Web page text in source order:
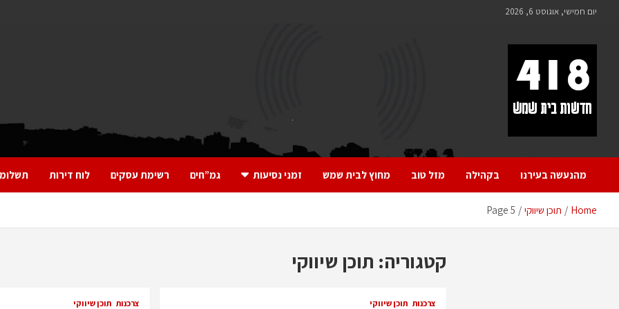
יום חמישי, אוגוסט 6, 2026
418 – חדשות בית שמש
מהנעשה בעירנו בקהילה מזל טוב מחוץ לבית שמש זמני נסיעות גמ”חים רשימת עסקים לוח דירות
Home תוכן שיווקי Page 5
קטגוריה: תוכן שיווקי
צרכנות תוכן שיווקי צרכנות תוכן שיווקי